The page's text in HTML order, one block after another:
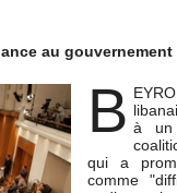
au gouvernement
B à un
qui a
comme